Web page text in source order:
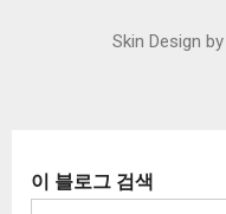
이 블로그 검색
1일부터
애드센스
일을 해야
하는 셈이
인보드의
우가 많다
때문에 메
선을 잇는
의 로고,
이미지로
Skin Design by